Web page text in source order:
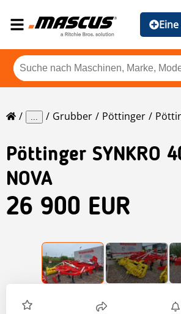
... Grubber Pöttinger
Pöttinger SYNKRO
NOVA
26 900 EUR